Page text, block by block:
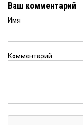
немало
Ваш комментарий
Имя
Комментарий